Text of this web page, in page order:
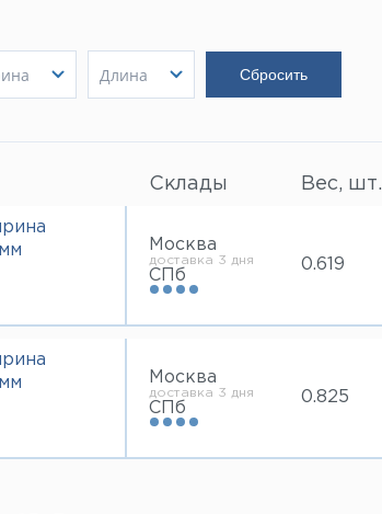
Длина
Склады Вес, шт.
Москва
доставка 3 дня
СПб
0.619
Москва
доставка 3 дня
СПб
0.825